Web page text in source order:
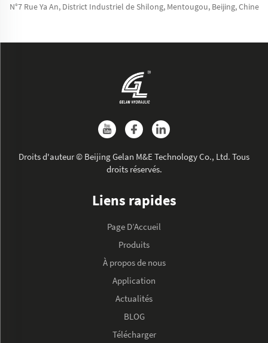
N°7 Rue Ya An, District Industriel de Shilong, Mentougou, Beijing, Chine
Droits d'auteur © Beijing Gelan M&E Technology Co., Ltd. Tous
droits réservés.
Liens rapides
Page D’Accueil
Produits
À propos de nous
Application
Actualités
BLOG
Télécharger